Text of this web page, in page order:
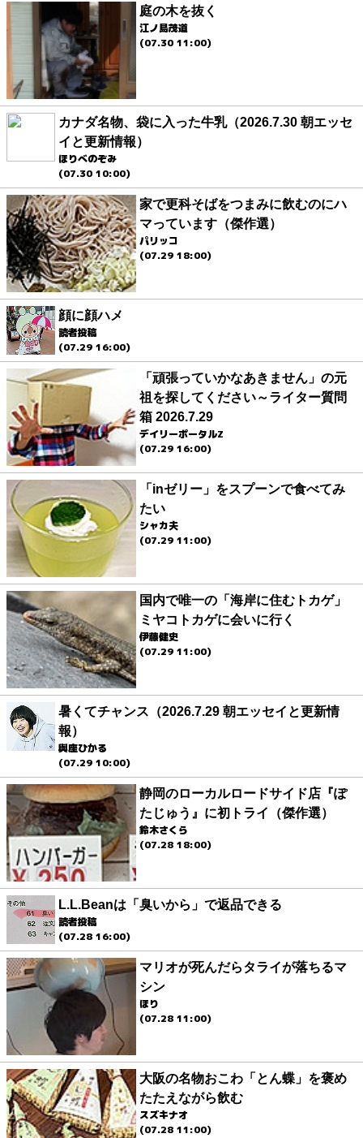
庭の木を抜く
江ノ島茂道
(07.30 11:00)
カナダ名物、袋に入った牛乳（2026.7.30 朝エッセ
イと更新情報）
ほりべのぞみ
(07.30 10:00)
家で更科そばをつまみに飲むのにハ
マっています（傑作選）
パリッコ
(07.29 18:00)
顔に顔ハメ
読者投稿
(07.29 16:00)
「頑張っていかなあきません」の元
祖を探してください～ライター質問
箱 2026.7.29
デイリーポータルZ
(07.29 16:00)
「inゼリー」をスプーンで食べてみ
たい
シャカ夫
(07.29 11:00)
国内で唯一の「海岸に住むトカゲ」
ミヤコトカゲに会いに行く
伊藤健史
(07.29 11:00)
暑くてチャンス（2026.7.29 朝エッセイと更新情
報）
與座ひかる
(07.29 10:00)
静岡のローカルロードサイド店『ぽ
たじゅう』に初トライ（傑作選）
鈴木さくら
(07.28 18:00)
L.L.Beanは「臭いから」で返品できる
読者投稿
(07.28 16:00)
マリオが死んだらタライが落ちるマ
シン
ほり
(07.28 11:00)
大阪の名物おこわ「とん蝶」を褒め
たたえながら飲む
スズキナオ
(07.28 11:00)